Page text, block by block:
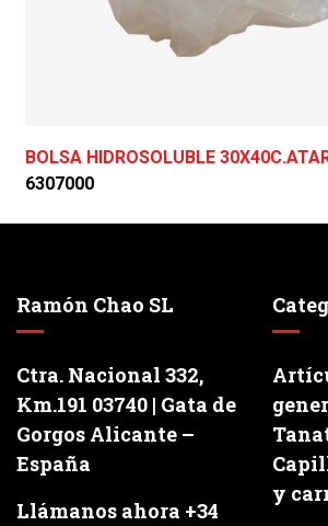
BOLSA HIDROSOLUBLE
6307000
Ramón Chao SL
Ctra. Nacional 332,
Km.191 03740 | Gata de
Gorgos Alicante –
España
Llámanos ahora +34
y